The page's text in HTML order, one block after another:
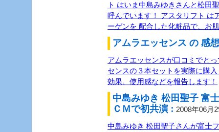
ト はいま中島みゆきさんと松田
呼んでいます！ アスタリフト は
ーゲンを 配合した化粧品で、お
アムラエッセンス の 感
アムラエッセンスが口コミでと
センスの３本セットを実際に購
効果、使用感などを報告します！
中島みゆき 松田聖子 富
ＣＭで初共演 : 2008年06月
中島みゆき 松田聖子さんが富士